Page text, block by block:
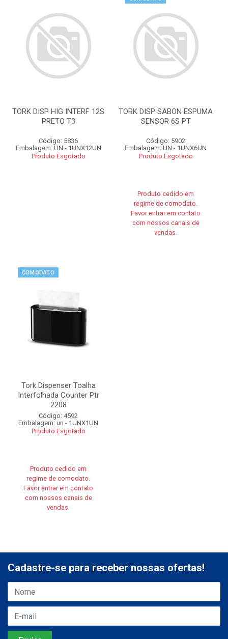
TORK DISP HIG INTERF 12S
PRETO T3
Código: 5836
Embalagem: UN - 1UNX12UN
Produto Esgotado
TORK DISP SABON ESPUMA
SENSOR 6S PT
Código: 5902
Embalagem: UN - 1UNX6UN
Produto Esgotado
Produto cedido em
regime de comodato.
Favor entrar em contato
com nossos canais de
vendas.
COMODATO
Tork Dispenser Toalha
Interfolhada Counter Ptr
2208
Código: 4592
Embalagem: un - 1UNX1UN
Produto Esgotado
Produto cedido em
regime de comodato.
Favor entrar em contato
com nossos canais de
vendas.
Cadastre-se para receber nossas ofertas!